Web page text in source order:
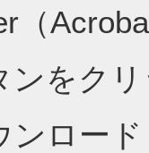
（
ンをク
ンロー